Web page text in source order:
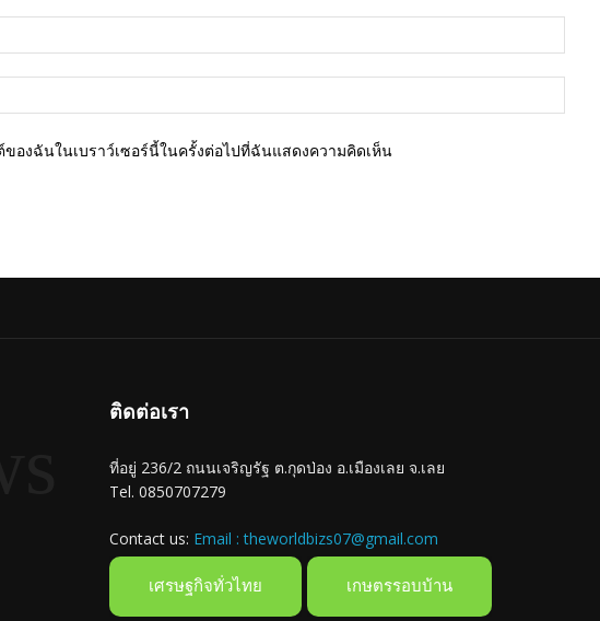
องฉันในเบราว์เซอร์นี้ในครั้งต่อไปที่ฉันแสดงความคิดเห็น
ติดต่อเรา
ที่อยู่ 236/2 ถนนเจริญรัฐ ต.กุดป่อง อ.เมืองเลย จ.เลย
Tel. 0850707279
Contact us: Email : theworldbizs07@gmail.com
เศรษฐกิจทั่วไทย เกษตรรอบบ้าน